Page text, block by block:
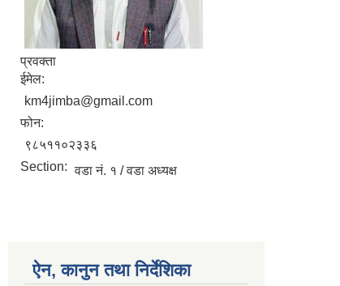
प्रवक्ता
ईमेल:
km4jimba@gmail.com
फोन:
९८५११०२३३६
Section: वडा नं. १ / वडा अध्यक्ष
ऐन, कानुन तथा निर्देशिका